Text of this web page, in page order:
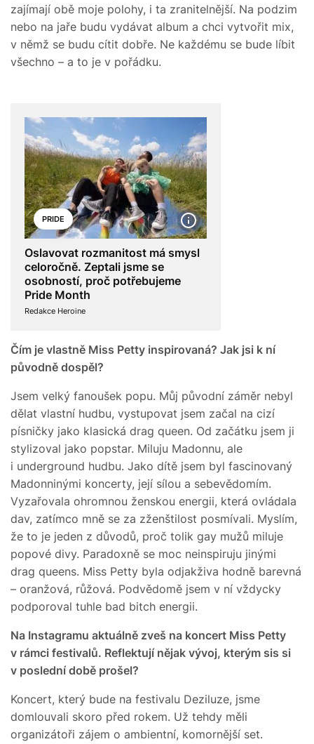
zajímají obě moje polohy, i ta zranitelnější. Na podzim
nebo na jaře budu vydávat album a chci vytvořit mix,
v němž se budu cítit dobře. Ne každému se bude líbit
všechno – a to je v pořádku.
PRIDE
Oslavovat rozmanitost má smysl
celoročně. Zeptali jsme se
osobností, proč potřebujeme
Pride Month
Redakce Heroine
Čím je vlastně Miss Petty inspirovaná? Jak jsi k ní
původně dospěl?
Jsem velký fanoušek popu. Můj původní záměr nebyl
dělat vlastní hudbu, vystupovat jsem začal na cizí
písničky jako klasická drag queen. Od začátku jsem ji
stylizoval jako popstar. Miluju Madonnu, ale
i underground hudbu. Jako dítě jsem byl fascinovaný
Madonninými koncerty, její sílou a sebevědomím.
Vyzařovala ohromnou ženskou energii, která ovládala
dav, zatímco mně se za zženštilost posmívali. Myslím,
že to je jeden z důvodů, proč tolik gay mužů miluje
popové divy. Paradoxně se moc neinspiruju jinými
drag queens. Miss Petty byla odjakživa hodně barevná
– oranžová, růžová. Podvědomě jsem v ní vždycky
podporoval tuhle bad bitch energii.
Na Instagramu aktuálně zveš na koncert Miss Petty
v rámci festivalů. Reflektují nějak vývoj, kterým sis si
v poslední době prošel?
Koncert, který bude na festivalu Deziluze, jsme
domlouvali skoro před rokem. Už tehdy měli
organizátoři zájem o ambientní, komornější set.